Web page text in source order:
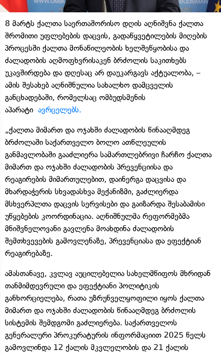
8 მარტს ქალთა საერთაშორისო დღის აღნიშვნა ქალთა
შრომითი უფლებების დაცვის, გადაწყვეტილების მიღების
პროცესში ქალთა მონაწილეობის ხელშეწყობისა და
ძალადობის აღმოფხვრისაკენ ბრძოლის საკითხებს
უკავშირდება და დღესაც არ დაუკარგავს აქტუალობა, –
ამის შესახებ აღნიშნულია სახალხო დამცველის
განცხადებაში, რომელსაც ომბუდსმენის
აპარატი ავრცელებს.
„ქალთა მიმართ და ოჯახში ძალადობის წინააღმდეგ
ბრძოლაში საქართველო ბოლო ათწლეულის
განმავლობაში გააძლიერა სამართლებრივი ჩარჩო ქალთა
მიმართ და ოჯახში ძალადობის პრევენციისა და
რეაგირების მიმართულებით, დაინერგა დაცვისა და
მხარდაჭერის სხვადასხვა მექანიზმი, გაძლიერდა
მსხვერპლთა დაცვის სერვისები და გაიზარდა შესაბამისი
უწყებების კოორდინაცია. აღნიშნულმა რეფორმებმა
მნიშვნელოვანი გავლენა მოახდინა ძალადობის
შემთხვევების გამოვლენაზე, პრევენციასა და ეფექტიან
რეაგირებაზე.
ამასთანავე, კვლავ აუცილებელია სახელმწიფოს მხრიდან
თანმიმდევრული და ეფექტიანი პოლიტიკის
განხორციელება, რათა უზრუნველყოფილი იყოს ქალთა
მიმართ და ოჯახში ძალადობის წინააღმდეგ ბრძოლის
სისტემის შემდგომი გაძლიერება. საქართველოს
გენერალური პროკურატურის ინფორმაციით 2025 წელს
გამოვლინდა 12 ქალის მკვლელობის და 21 ქალის